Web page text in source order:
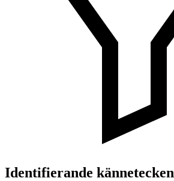
Identifierande kännetecken